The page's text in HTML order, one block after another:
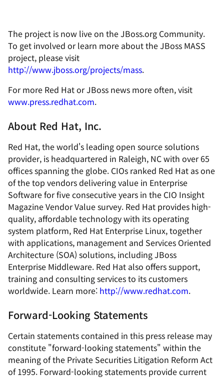
The project is now live on the JBoss.org Community.
To get involved or learn more about the JBoss MASS
project, please visit
http://www.jboss.org/projects/mass.
For more Red Hat or JBoss news more often, visit
www.press.redhat.com.
About Red Hat, Inc.
Red Hat, the world's leading open source solutions
provider, is headquartered in Raleigh, NC with over 65
offices spanning the globe. CIOs ranked Red Hat as one
of the top vendors delivering value in Enterprise
Software for five consecutive years in the CIO Insight
Magazine Vendor Value survey. Red Hat provides high-
quality, affordable technology with its operating
system platform, Red Hat Enterprise Linux, together
with applications, management and Services Oriented
Architecture (SOA) solutions, including JBoss
Enterprise Middleware. Red Hat also offers support,
training and consulting services to its customers
worldwide. Learn more: http://www.redhat.com.
Forward-Looking Statements
Certain statements contained in this press release may
constitute "forward-looking statements" within the
meaning of the Private Securities Litigation Reform Act
of 1995. Forward-looking statements provide current